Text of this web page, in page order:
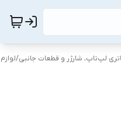
لپ‌تاپ، شارژر و قطعات جانبی/